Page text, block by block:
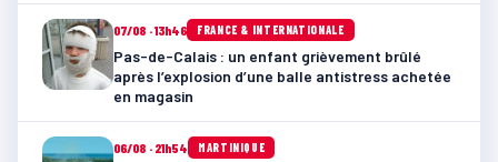
07/08 · 13h46 FRANCE & INTERNATIONALE
Pas-de-Calais : un enfant grièvement brûlé
après l’explosion d’une balle antistress achetée
en magasin
06/08 · 21h54 MARTINIQUE